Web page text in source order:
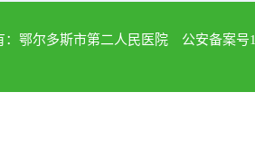
：鄂尔多斯市第二人民医院 公安备案